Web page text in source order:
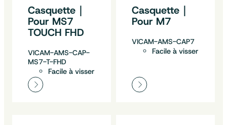
Casquette｜
Pour MS7
TOUCH FHD
VICAM-AMS-CAP-
MS7-T-FHD
Facile à visser
Casquette｜
Pour M7
VICAM-AMS-CAP7
Facile à visser